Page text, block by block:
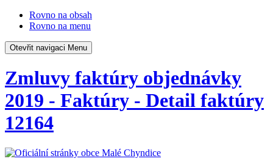
Rovno na obsah
Rovno na menu
Otevřit navigaci Menu
Zmluvy faktúry objednávky
2019 - Faktúry - Detail faktúry
12164